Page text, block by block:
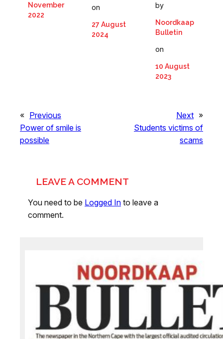
November
2022
on
27 August
2024
by
Noordkaap
Bulletin
on
10 August
2023
« Previous
Power of smile is
possible
Next »
Students victims of
scams
LEAVE A COMMENT
You need to be Logged In to leave a
comment.